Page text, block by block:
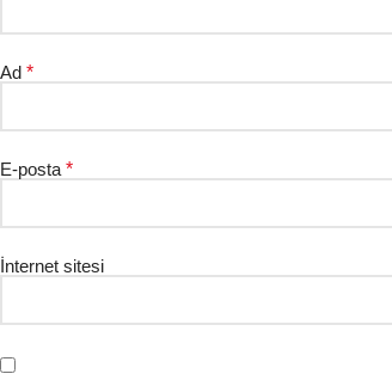
Ad *
E-posta *
İnternet sitesi